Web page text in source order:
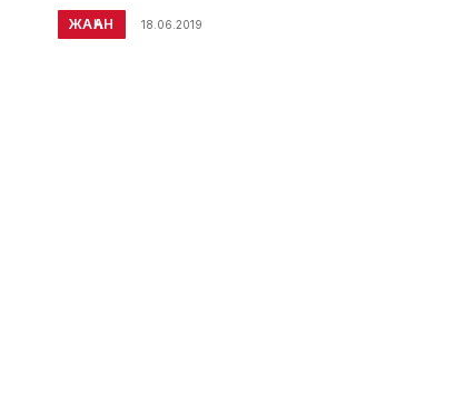
ЖАҺАН 18.06.2019